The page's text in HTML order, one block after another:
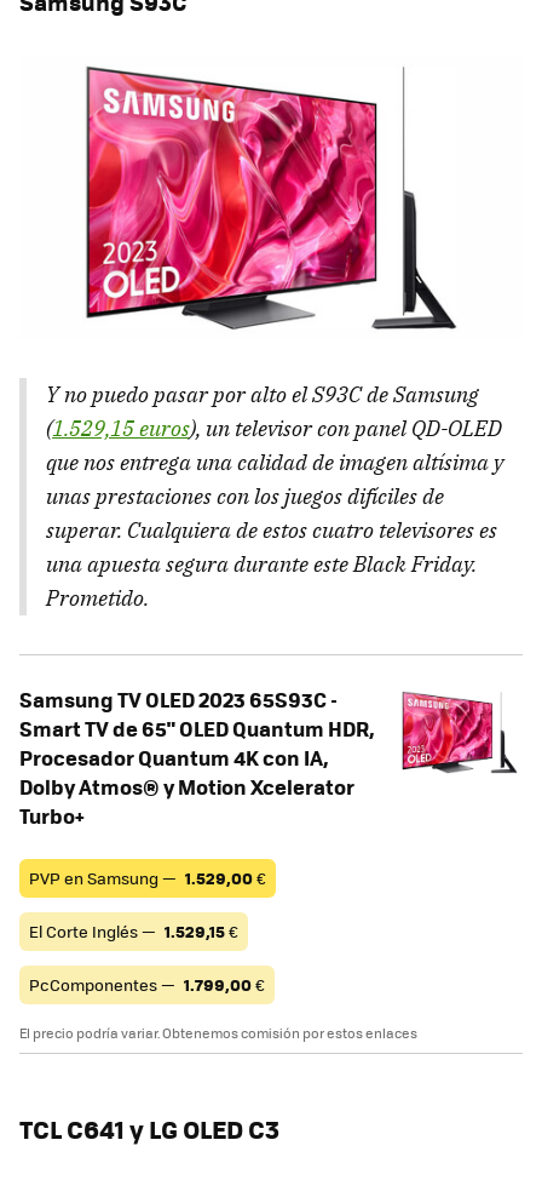
Y no puedo pasar por alto el S93C de Samsung
(1.529,15 euros), un televisor con panel QD-OLED
que nos entrega una calidad de imagen altísima y
unas prestaciones con los juegos difíciles de
superar. Cualquiera de estos cuatro televisores es
una apuesta segura durante este Black Friday.
Prometido.
Samsung TV OLED 2023 65S93C -
Smart TV de 65" OLED Quantum HDR,
Procesador Quantum 4K con IA,
Dolby Atmos® y Motion Xcelerator
Turbo+
PVP en Samsung — 1.529,00€
El Corte Inglés — 1.529,15€
PcComponentes — 1.799,00€
El precio podría variar. Obtenemos comisión por estos enlaces
TCL C641 y LG OLED C3